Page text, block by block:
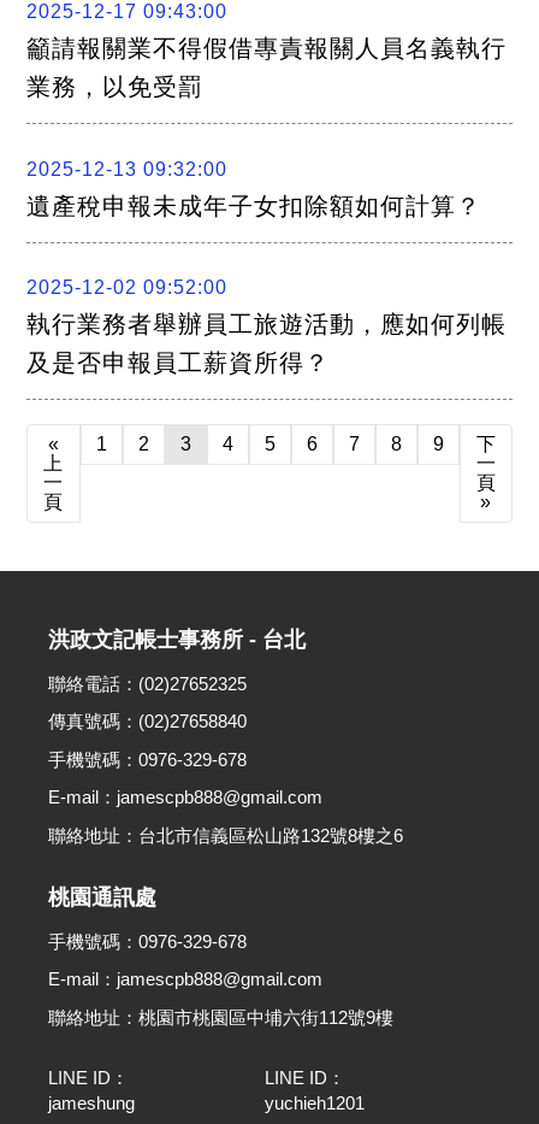
2025-12-17 09:43:00
籲請報關業不得假借專責報關人員名義執行
業務，以免受罰
2025-12-13 09:32:00
遺產稅申報未成年子女扣除額如何計算？
2025-12-02 09:52:00
執行業務者舉辦員工旅遊活動，應如何列帳
及是否申報員工薪資所得？
«
上
一
頁
1 2 3 4 5 6 7 8 9
下
一
頁
»
洪政文記帳士事務所 - 台北
聯絡電話：(02)27652325
傳真號碼：(02)27658840
手機號碼：0976-329-678
E-mail：jamescpb888@gmail.com
聯絡地址：台北市信義區松山路132號8樓之6
桃園通訊處
手機號碼：0976-329-678
E-mail：jamescpb888@gmail.com
聯絡地址：桃園市桃園區中埔六街112號9樓
LINE ID：
jameshung
LINE ID：
yuchieh1201